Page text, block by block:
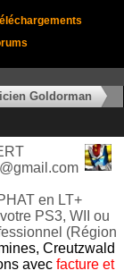
Goldorman
en LT+
PS3, WII ou
(Région
Creutzwald
avec facture et